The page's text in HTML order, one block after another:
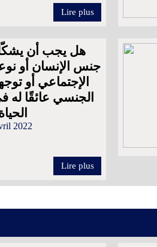
Lire plus
هل يجب أن
جنس الإنسان أو
الإجتماعي أو
الجنسي عائقًا له
2022
Lire plus